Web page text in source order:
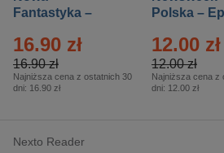
Fantastyka –
16.90 zł
16.90 zł
Najniższa cena z ostatnich 30
dni: 16.90 zł
Polska –
12.00 zł
12.00 zł
Najniższa cena z
dni: 12.00 zł
Nexto Reader